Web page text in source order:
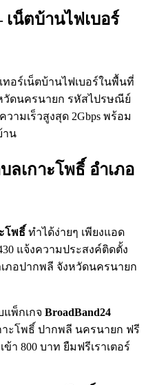
น็ตบ้านไฟเบอร์
ทอร์เน็ตบ้านไฟเบอร์ในพื้นที่
วัดนครนายก รหัสไปรษณีย์
วามเร็วสูงสุด 2Gbps พร้อม
าน
ลเกาะโพธิ์ อำเภอ
โพธิ์ ทำได้ง่ายๆ เพียงแอด
แจ้งความประสงค์ติดตั้ง
ภอปากพลี จังหวัดนครนายก
แพ็กเกจ BroadBand24
าะโพธิ์ ปากพลี นครนายก ฟรี
า 800 บาท ยืมฟรีเราเตอร์